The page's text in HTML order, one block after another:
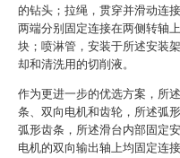
的钻头；拉绳，贯穿并滑动连
两端分别固定连接在两侧转轴
块；喷淋管，安装于所述安装
却和清洗用的切削液。
作为更进一步的优选方案，所
条、双向电机和齿轮，所述弧
弧形齿条，所述滑台内部固定
电机的双向输出轴上均固定连